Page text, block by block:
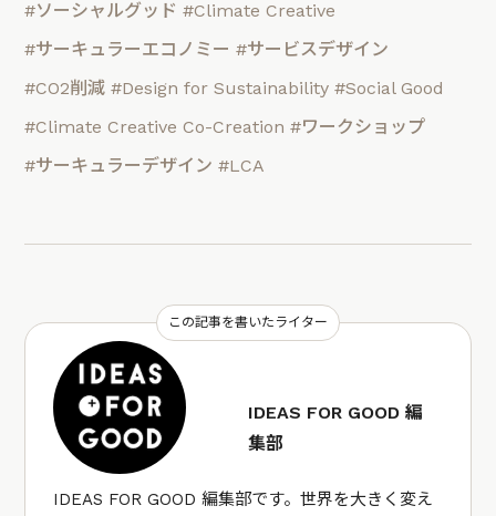
#ソーシャルグッド #Climate Creative
#サーキュラーエコノミー #サービスデザイン
#CO2削減 #Design for Sustainability #Social Good
#Climate Creative Co-Creation #ワークショップ
#サーキュラーデザイン #LCA
この記事を書いたライター
IDEAS FOR GOOD 編
集部
IDEAS FOR GOOD 編集部です。世界を大きく変え